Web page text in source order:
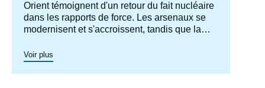
centre
Orient témoignent d'un retour du fait nucléaire
dans les rapports de force. Les arsenaux se
modernisent et s'accroissent, tandis que la
programme de recherche vise à analyser ces
phénomènes.
Voir plus